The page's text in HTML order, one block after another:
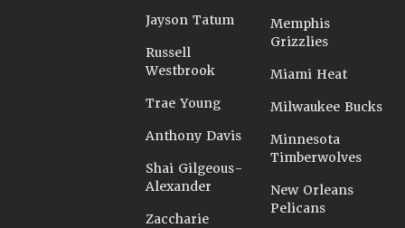
Jayson Tatum
Russell
Westbrook
Trae Young
Anthony Davis
Shai Gilgeous-
Alexander
Zaccharie
Memphis
Grizzlies
Miami Heat
Milwaukee Bucks
Minnesota
Timberwolves
New Orleans
Pelicans